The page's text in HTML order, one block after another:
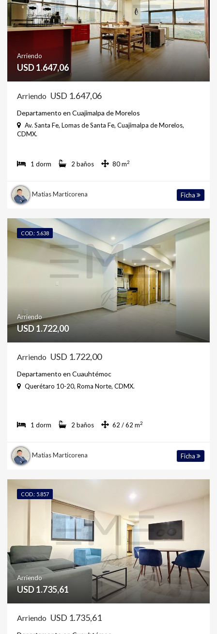
Arriendo
USD 1.647,06
Arriendo USD 1.647,06
Departamento en Cuajimalpa de Morelos
Av. Santa Fe, Lomas de Santa Fe, Cuajimalpa de Morelos,
CDMX.
1 dorm 2 baños 80 m2
Matias Marticorena Ficha
COD.: 5.638
Arriendo
USD 1.722,00
Arriendo USD 1.722,00
Departamento en Cuauhtémoc
Querétaro 10-20, Roma Norte, CDMX.
1 dorm 2 baños 62 / 62 m2
Matias Marticorena Ficha
COD.: 5.857
Arriendo
USD 1.735,61
Arriendo USD 1.735,61